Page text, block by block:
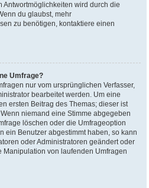
Antwortmöglichkeiten wird durch die
du glaubst, mehr
zu benötigen, kontaktiere einen
Umfrage?
nur vom ursprünglichen Verfasser,
bearbeitet werden. Um eine
ersten Beitrag des Themas; dieser ist
niemand eine Stimme abgegeben
löschen oder die Umfrageoption
ein Benutzer abgestimmt haben, so kann
oder Administratoren geändert oder
von laufenden Umfragen